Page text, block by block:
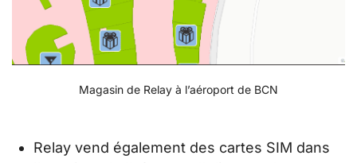
Magasin de Relay à l’aéroport de BCN
Relay vend également des cartes SIM dans